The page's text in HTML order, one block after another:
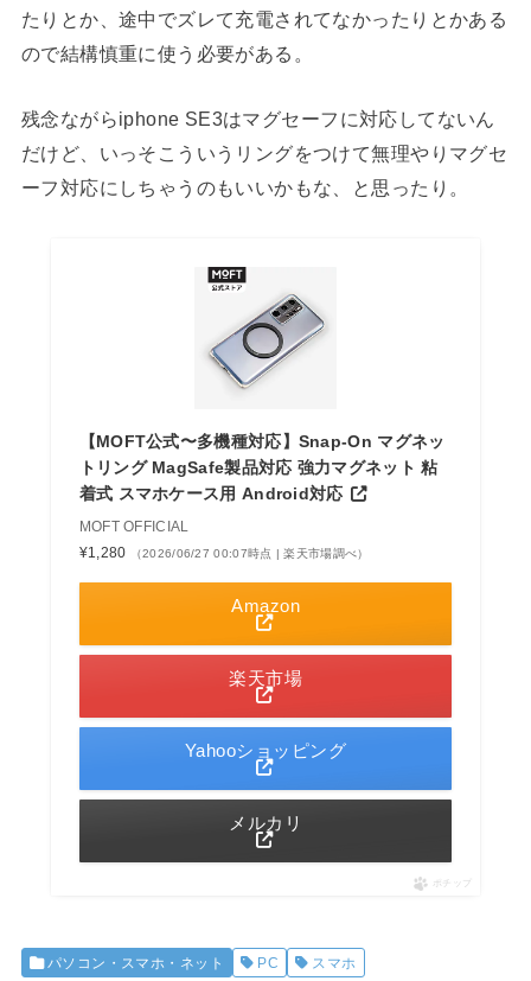
たりとか、途中でズレて充電されてなかったりとかある
ので結構慎重に使う必要がある。
残念ながらiphone SE3はマグセーフに対応してないん
だけど、いっそこういうリングをつけて無理やりマグセ
ーフ対応にしちゃうのもいいかもな、と思ったり。
【MOFT公式〜多機種対応】Snap-On マグネッ
トリング MagSafe製品対応 強力マグネット 粘
着式 スマホケース用 Android対応
MOFT OFFICIAL
¥1,280
（2026/06/27 00:07時点 | 楽天市場調べ）
Amazon
楽天市場
Yahooショッピング
メルカリ
ポチップ
パソコン・スマホ・ネット PC スマホ